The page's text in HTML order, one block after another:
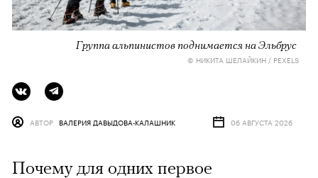
Группа альпинистов поднимается на Эльбрус
© НИКИТА ШЕЛАЙКИН / PEXELS
АВТОР ВАЛЕРИЯ ДАВЫДОВА-КАЛАШНИК 06 АВГУСТА 2026
Почему для одних первое